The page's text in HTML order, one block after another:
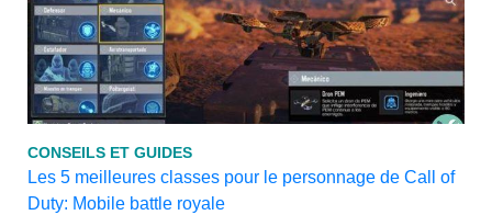
CONSEILS ET GUIDES
Les 5 meilleures classes pour le personnage de Call of
Duty: Mobile battle royale